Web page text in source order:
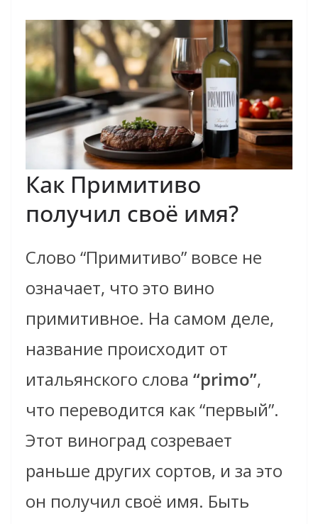
Как Примитиво
получил своё имя?
Слово “Примитиво” вовсе не
означает, что это вино
примитивное. На самом деле,
название происходит от
итальянского слова “primo”,
что переводится как “первый”.
Этот виноград созревает
раньше других сортов, и за это
он получил своё имя. Быть